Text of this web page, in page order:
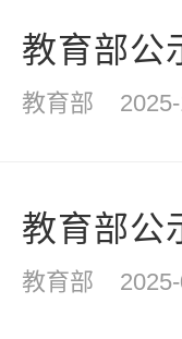
教育部公
教育部
教育部公
教育部